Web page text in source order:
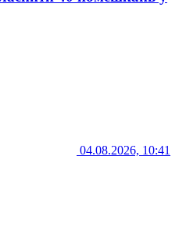
04.08.2026, 10:41